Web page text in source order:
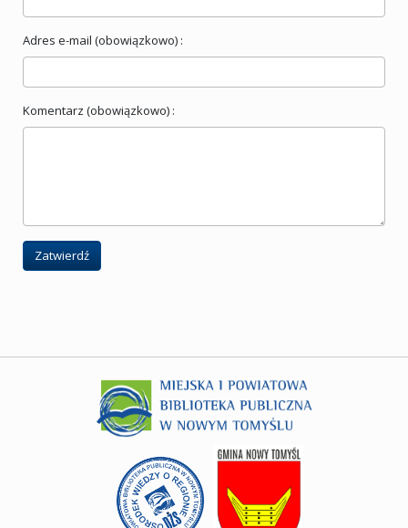
Adres e-mail (obowiązkowo) :
Komentarz (obowiązkowo) :
Zatwierdź